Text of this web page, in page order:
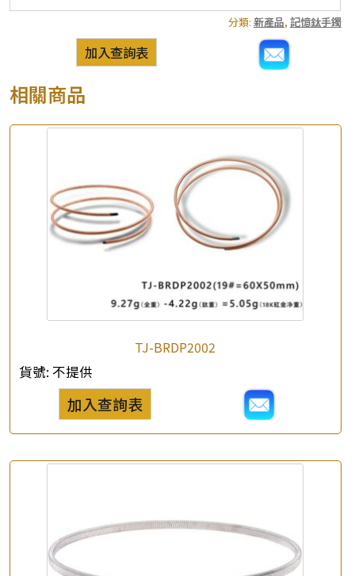
*
公司名稱
查詢以下產品
分類: 新產品, 記憶鈦手鐲
加入查詢表
相關商品
TJ-BRDP2002
貨號: 不提供
加入查詢表